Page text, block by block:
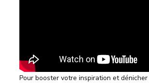
Pour booster votre inspiration et